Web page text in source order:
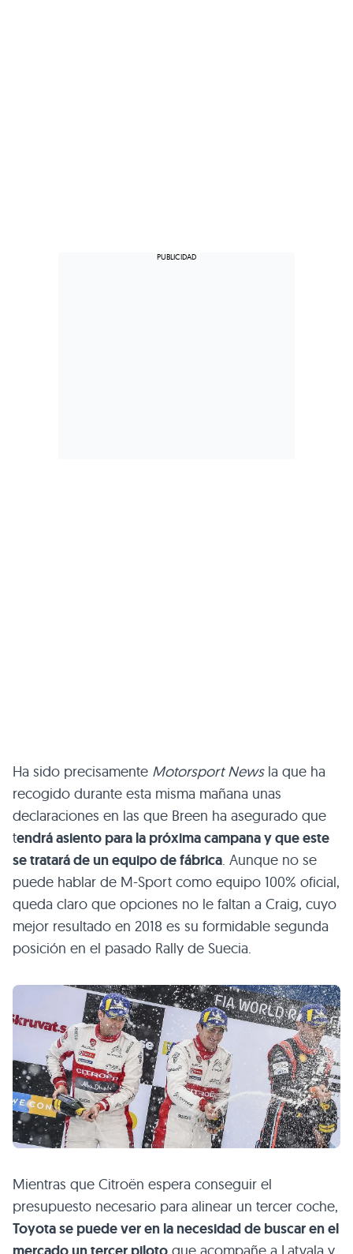
Ha sido precisamente Motorsport Newsla que ha
recogido durante esta misma mañana unas
declaraciones en las que Breen ha asegurado que
tendrá asiento para la próxima campana y que este
se tratará de un equipo de fábrica. Aunque no se
puede hablar de M-Sport como equipo 100% oficial,
queda claro que opciones no le faltan a Craig, cuyo
mejor resultado en 2018 es su formidable segunda
posición en el pasado Rally de Suecia.
Mientras que Citroën espera conseguir el
presupuesto necesario para alinear un tercer coche,
Toyota se puede ver en la necesidad de buscar en el